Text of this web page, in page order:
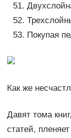
Покупая
Как же
Давят тома
статей,